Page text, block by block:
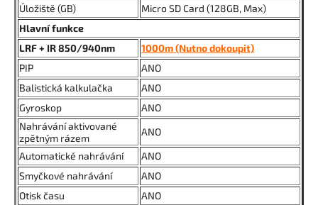
Úložiště (GB)
Micro SD Card (128GB, Max)
Hlavní funkce
LRF + IR 850/940nm
1000m (Nutno dokoupit)
PIP
ANO
Balistická kalkulačka
ANO
Gyroskop
ANO
Nahrávání aktivované
zpětným rázem
ANO
Automatické nahrávání
ANO
Smyčkové nahrávání
ANO
Otisk času
ANO